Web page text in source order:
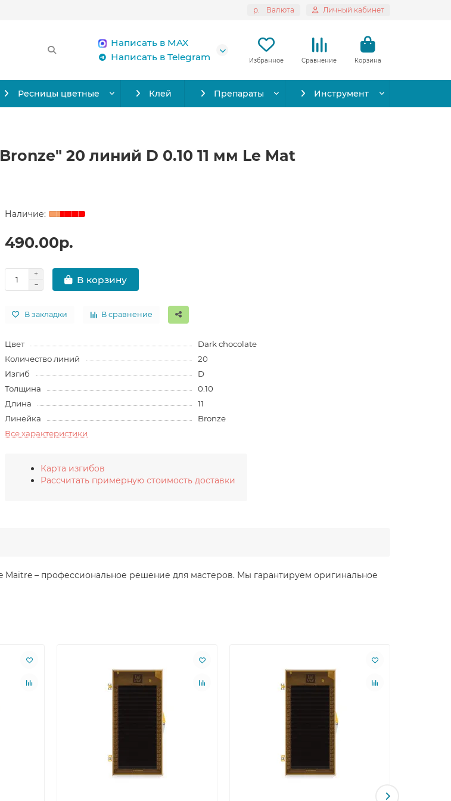
р. Валюта Личный кабинет
Написать в MAX
Написать в Telegram
Избранное Сравнение Корзина
Ресницы цветные Клей Препараты Инструмент
20 линий D 0.10 11 мм Le Mat
490.00р.
В корзину
В закладки В сравнение
Цвет
Dark chocolate
Количество линий
20
Изгиб
D
Толщина
0.10
Длина
11
Линейка
Bronze
Все характеристики
Карта изгибов
Рассчитать примерную стоимость доставки
Maitre – профессиональное решение для мастеров. Мы гарантируем оригинальное